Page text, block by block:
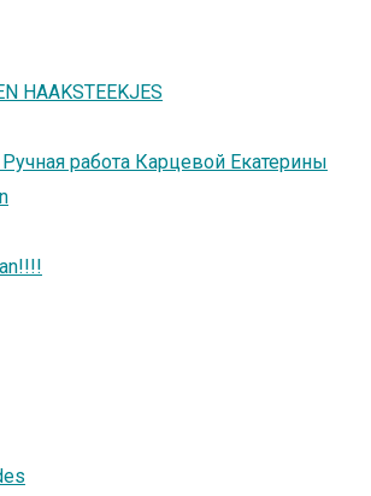
HAAKSTEEKJES
работа Карцевой Екатерины